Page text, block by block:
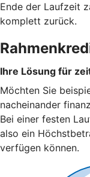
Ende der Laufzeit
komplett zurück.
Ihre Lösung für
Möchten Sie
nacheinander
Bei einer festen
also ein
verfügen können.